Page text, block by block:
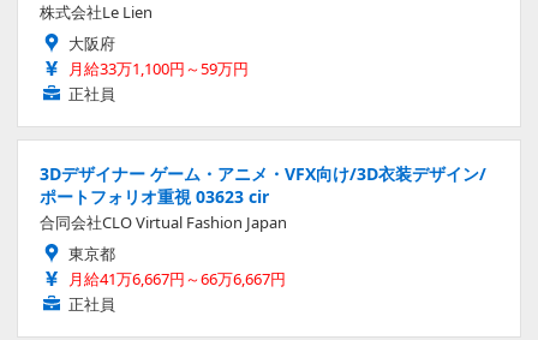
株式会社Le Lien
大阪府
月給33万1,100円～59万円
正社員
3Dデザイナー ゲーム・アニメ・VFX向け/3D衣装デザイン/
ポートフォリオ重視 03623 cir
合同会社CLO Virtual Fashion Japan
東京都
月給41万6,667円～66万6,667円
正社員